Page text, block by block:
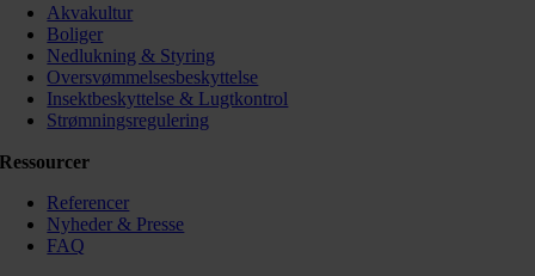
Akvakultur
Boliger
Nedlukning & Styring
Oversvømmelsesbeskyttelse
Insektbeskyttelse & Lugtkontrol
Strømningsregulering
Ressourcer
Referencer
Nyheder & Presse
FAQ